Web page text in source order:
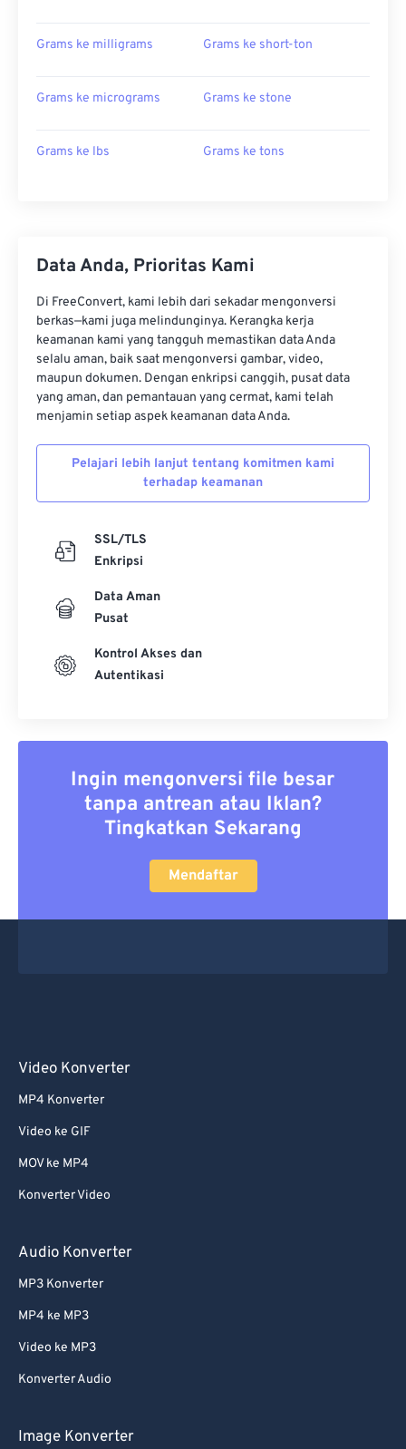
Grams ke milligrams Grams ke short-ton
Grams ke micrograms Grams ke stone
Grams ke lbs Grams ke tons
Data Anda, Prioritas Kami
Di FreeConvert, kami lebih dari sekadar mengonversi
berkas—kami juga melindunginya. Kerangka kerja
keamanan kami yang tangguh memastikan data Anda
selalu aman, baik saat mengonversi gambar, video,
maupun dokumen. Dengan enkripsi canggih, pusat data
yang aman, dan pemantauan yang cermat, kami telah
menjamin setiap aspek keamanan data Anda.
Pelajari lebih lanjut tentang komitmen kami
terhadap keamanan
SSL/TLS
Enkripsi
Data Aman
Pusat
Kontrol Akses dan
Autentikasi
Ingin mengonversi file besar
tanpa antrean atau Iklan?
Tingkatkan Sekarang
Mendaftar
Video Konverter
MP4 Konverter
Video ke GIF
MOV ke MP4
Konverter Video
Audio Konverter
MP3 Konverter
MP4 ke MP3
Video ke MP3
Konverter Audio
Image Konverter